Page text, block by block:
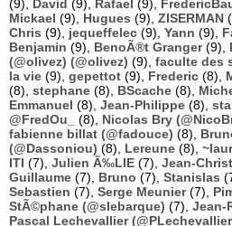
(9), David (9), Rafael (9),
Mickael (9), Hugues (9), ZISERMAN
Chris (9), jequeffelec (9), Yann (9),
Benjamin (9), BenoÃ®t Granger(9),
(@olivez) (@olivez) (9), faculte des
la vie (9), gepettot (9), Frederic (8),
(8), stephane (8), BScache (8),
Emmanuel (8), Jean-Philippe (8),
@FredOu_
(8), Nicolas Bry
fabienne billat (@fadouce) (8),
(@Dassoniou) (8), Lereune (8),
ITI (7), Julien Ã‰LIE (7), Jean-
Guillaume (7), Bruno (7), Stanislas
Sebastien (7), Serge Meunier(7),
StÃ©phane (@slebarque) (7), Jean-
Pascal Lechevallier